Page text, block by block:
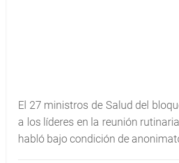
El 27 ministros de Salud del
a los líderes en la reunión
habló bajo condición de